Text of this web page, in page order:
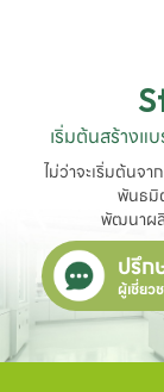
เริ่มต้นสร้าง
ไม่ว่าจะเริ่มต้นจ
พันธมิ
พัฒนาผ
ปรึก
ผู้เชี่ยว